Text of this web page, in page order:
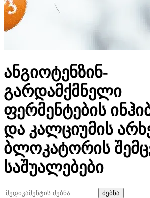
ანგიოტენზინ-
გარდამქმნელი
ფერმენტების
და კალციუმის
ბლოკატორის
საშუალებები
ძებნა